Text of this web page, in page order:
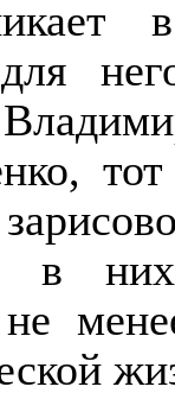
для
в